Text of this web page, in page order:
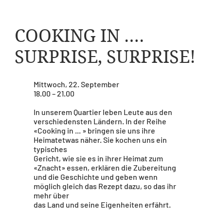
COOKING IN ….
SURPRISE, SURPRISE!
Mittwoch, 22. September
18.00 – 21.00
In unserem Quartier leben Leute aus den
verschiedensten Ländern. In der Reihe
«Cooking in ... » bringen sie uns ihre
Heimatetwas näher. Sie kochen uns ein
typisches
Gericht, wie sie es in ihrer Heimat zum
«Znacht» essen, erklären die Zubereitung
und die Geschichte und geben wenn
möglich gleich das Rezept dazu, so das ihr
mehr über
das Land und seine Eigenheiten erfährt.